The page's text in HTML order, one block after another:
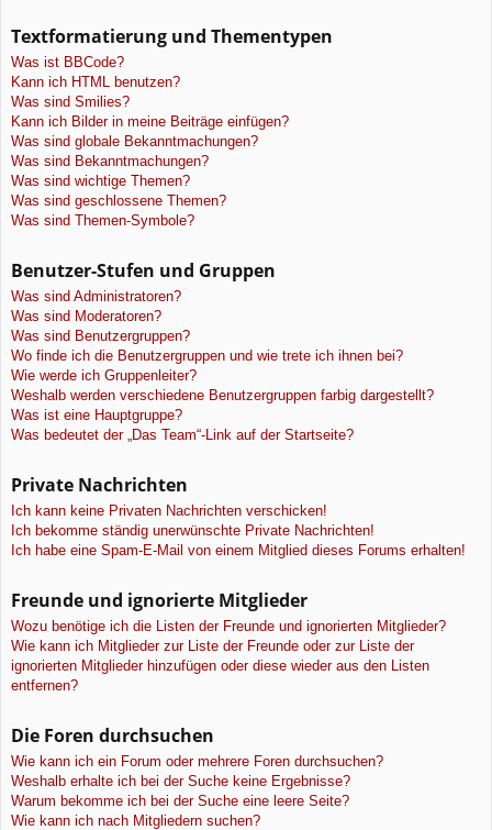
Textformatierung und Thementypen
Was ist BBCode?
Kann ich HTML benutzen?
Was sind Smilies?
Kann ich Bilder in meine Beiträge einfügen?
Was sind globale Bekanntmachungen?
Was sind Bekanntmachungen?
Was sind wichtige Themen?
Was sind geschlossene Themen?
Was sind Themen-Symbole?
Benutzer-Stufen und Gruppen
Was sind Administratoren?
Was sind Moderatoren?
Was sind Benutzergruppen?
Wo finde ich die Benutzergruppen und wie trete ich ihnen bei?
Wie werde ich Gruppenleiter?
Weshalb werden verschiedene Benutzergruppen farbig dargestellt?
Was ist eine Hauptgruppe?
Was bedeutet der „Das Team“-Link auf der Startseite?
Private Nachrichten
Ich kann keine Privaten Nachrichten verschicken!
Ich bekomme ständig unerwünschte Private Nachrichten!
Ich habe eine Spam-E-Mail von einem Mitglied dieses Forums erhalten!
Freunde und ignorierte Mitglieder
Wozu benötige ich die Listen der Freunde und ignorierten Mitglieder?
Wie kann ich Mitglieder zur Liste der Freunde oder zur Liste der
ignorierten Mitglieder hinzufügen oder diese wieder aus den Listen
entfernen?
Die Foren durchsuchen
Wie kann ich ein Forum oder mehrere Foren durchsuchen?
Weshalb erhalte ich bei der Suche keine Ergebnisse?
Warum bekomme ich bei der Suche eine leere Seite?
Wie kann ich nach Mitgliedern suchen?